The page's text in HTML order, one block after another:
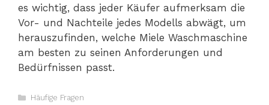
es wichtig, dass jeder Käufer aufmerksam die
Vor- und Nachteile jedes Modells abwägt, um
herauszufinden, welche Miele Waschmaschine
am besten zu seinen Anforderungen und
Bedürfnissen passt.
Kategorien
Häufige Fragen